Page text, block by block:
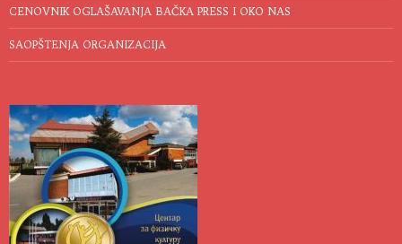
CENOVNIK OGLAŠAVANJA BAČKA PRESS I OKO NAS
SAOPŠTENJA ORGANIZACIJA